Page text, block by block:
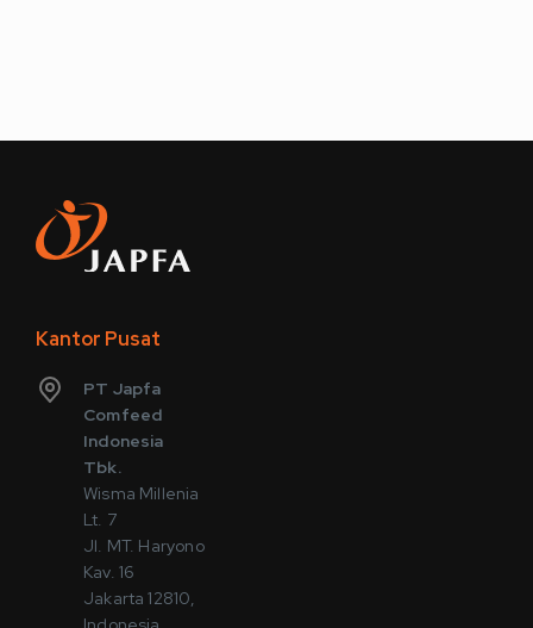
Kantor Pusat
PT Japfa
Comfeed
Indonesia
Tbk.
Wisma Millenia
Lt. 7
Jl. MT. Haryono
Kav. 16
Jakarta 12810,